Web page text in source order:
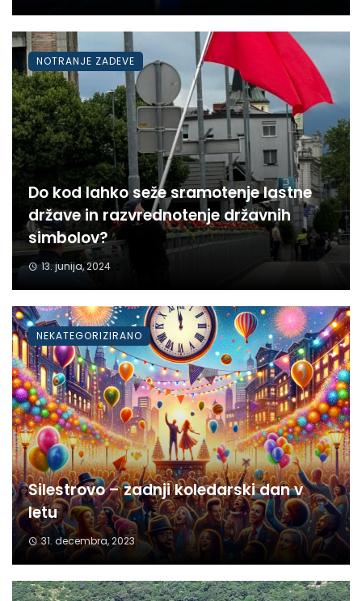
Do kod lahko seže sramotenje lastne
države in razvrednotenje državnih
simbolov?
13. junija, 2024
NOTRANJE ZADEVE
Silestrovo – zadnji koledarski dan v
letu
31. decembra, 2023
NEKATEGORIZIRANO